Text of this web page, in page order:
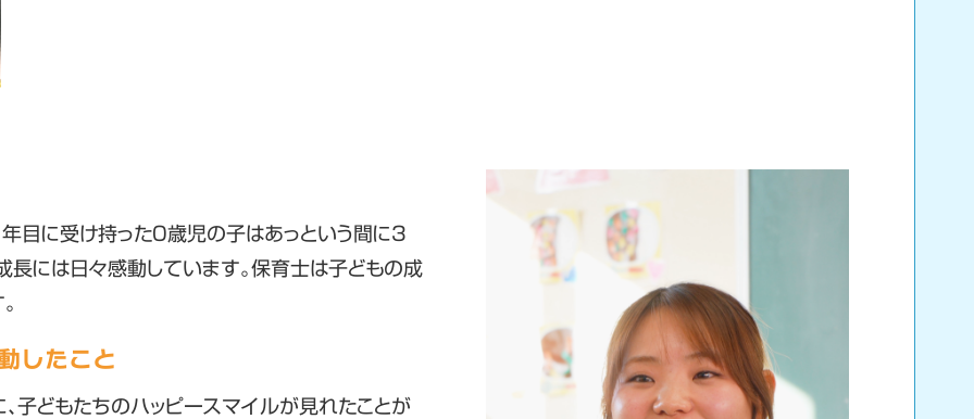
目に受け持った0歳児の子はあっという間に3
長には日々感動しています。保育士は子どもの成
したこと
子どもたちのハッピースマイルが見れたことが